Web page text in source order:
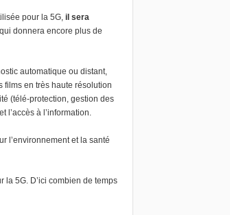
pour la 5G, il sera
donnera encore plus de
automatique ou distant,
films en très haute résolution
(télé-protection, gestion des
l’accès à l’information.
l’environnement et la santé
la 5G. D’ici combien de temps